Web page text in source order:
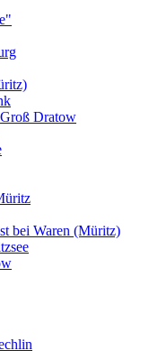
Dratow
bei Waren (Müritz)